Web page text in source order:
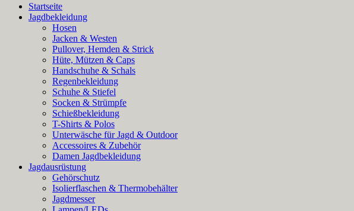
Startseite
Jagdbekleidung
Hosen
Jacken & Westen
Pullover, Hemden & Strick
Hüte, Mützen & Caps
Handschuhe & Schals
Regenbekleidung
Schuhe & Stiefel
Socken & Strümpfe
Schießbekleidung
T-Shirts & Polos
Unterwäsche für Jagd & Outdoor
Accessoires & Zubehör
Damen Jagdbekleidung
Jagdausrüstung
Gehörschutz
Isolierflaschen & Thermobehälter
Jagdmesser